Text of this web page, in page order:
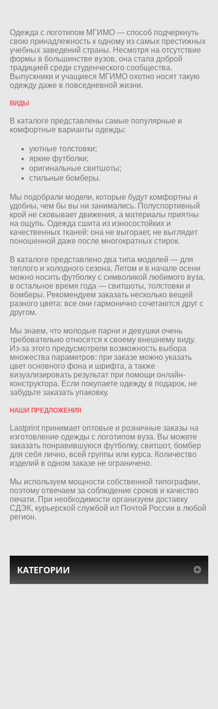
Одежда с логотипом МГИМО — способ подчеркнуть
свою принадлежность к одному из самых престижных
учебных заведений страны. Несмотря на отсутствие
формы в большинстве вузов, она стала доброй
традицией среди студенческого сообщества.
Выпускники и учащиеся МГИМО охотно носят такую
одежду даже в повседневной жизни.
ВИДЫ
В каталоге представлены самые популярные и
комфортные варианты одежды:
уютные толстовки;
яркие футболки;
оригинальные свитшоты;
стильные бомберы.
Мы подобрали модели, которые будут комфортны и
удобны, чем бы вы ни занимались. Полуспортивный
крой не сковывает движения, а материалы приятны
на ощупь. Одежда сшита из износостойких и
качественных тканей: она не выгорает, не выглядит
поношенной даже после многократных стирок.
В каталоге представлено два типа моделей — для
теплого и холодного сезона. Летом и в начале осени
можно носить футболку с символикой любимого вуза,
в остальное время года — свитшоты, толстовки и
бомберы. Рекомендуем заказать несколько вещей
разного цвета: все они гармонично сочетаются друг с
другом.
Мы знаем, что молодые парни и девушки очень
требовательно относятся к своему внешнему виду.
Из-за этого предусмотрели возможность выбора
множества параметров: при заказе можно указать
цвет основного фона и шрифта, а также
визуализировать результат при помощи онлайн-
конструктора. Если покупаете одежду в подарок, не
забудьте заказать упаковку.
НАШИ ПРЕДЛОЖЕНИЯ
Lastprint принимает оптовые и розничные заказы на
изготовление одежды с логотипом вуза. Вы можете
заказать понравившуюся футболку, свитшот, бомбер
для себя лично, всей группы или курса. Количество
изделий в одном заказе не ограничено.
Мы используем мощности собственной типографии,
поэтому отвечаем за соблюдение сроков и качество
печати. При необходимости организуем доставку
СДЭК, курьерской службой ил Почтой России в любой
регион.
КАТЕГОРИИ